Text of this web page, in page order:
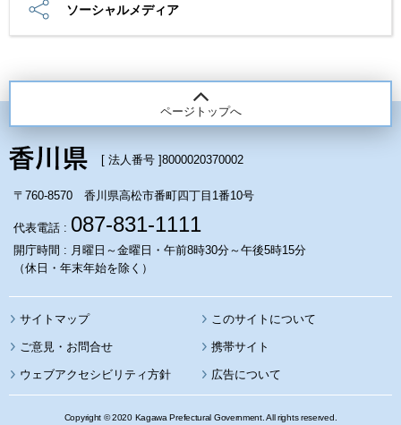
ソーシャルメディア
ページトップへ
[ 法人番号 ]8000020370002
〒760-8570 香川県高松市番町四丁目1番10号
代表電話 : 087-831-1111
開庁時間 : 月曜日～金曜日・午前8時30分～午後5時15分
（休日・年末年始を除く）
サイトマップ このサイトについて
携帯サイト
ウェブアクセシビリティ方針 広告について
Copyright © 2020 Kagawa Prefectural Government. All rights reserved.